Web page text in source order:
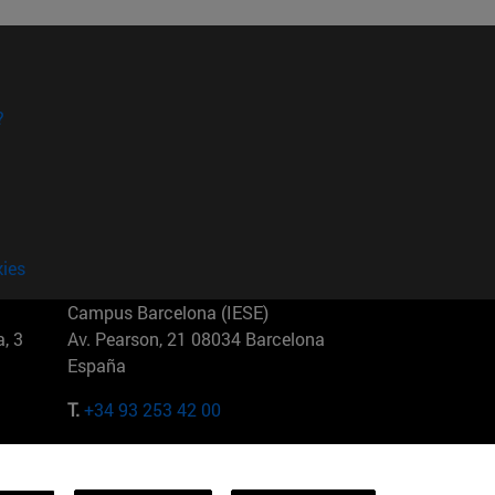
3
Campus Barcelona (IESE)
Av. Pearson, 21 08034 Barcelona
España
T.+34 93 253 42 00